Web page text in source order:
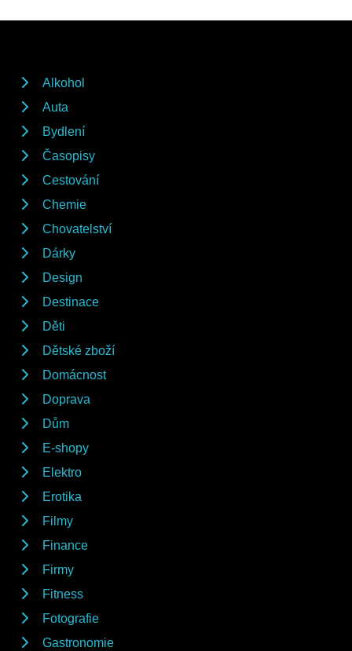
Alkohol
Auta
Bydlení
Časopisy
Cestování
Chemie
Chovatelství
Dárky
Design
Destinace
Děti
Dětské zboží
Domácnost
Doprava
Dům
E-shopy
Elektro
Erotika
Filmy
Finance
Firmy
Fitness
Fotografie
Gastronomie